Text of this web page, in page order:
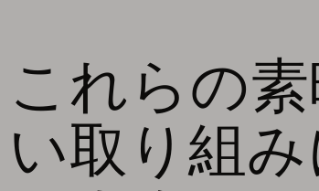
これらの
い取り組